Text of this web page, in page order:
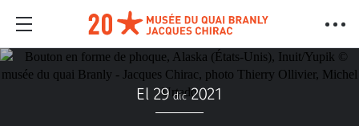
El 29dic 2021